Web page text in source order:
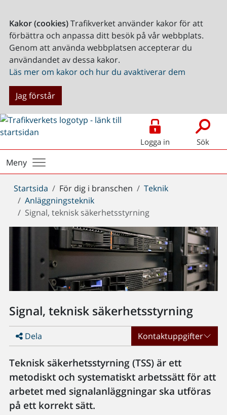
Kakor (cookies)Trafikverket använder kakor för att
förbättra och anpassa ditt besök på vår webbplats.
Genom att använda webbplatsen accepterar du
användandet av dessa kakor.
Läs mer om kakor och hur du avaktiverar dem
Jag förstår
Logga in Sök
Meny
Du
är
här:
Startsida För dig i branschen
Teknik
Anläggningsteknik
Signal, teknisk säkerhetsstyrning
Signal, teknisk säkerhetsstyrning
Dela Kontaktuppgifter
Teknisk säkerhetsstyrning (TSS) är ett
metodiskt och systematiskt arbetssätt för att
arbetet med signalanläggningar ska utföras
på ett korrekt sätt.